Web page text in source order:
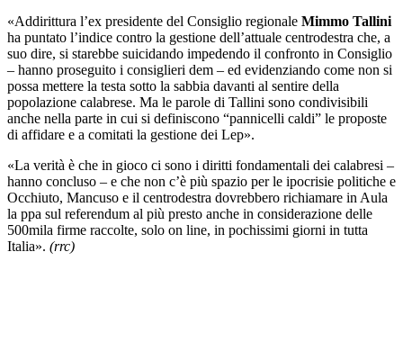
«Addirittura l’ex presidente del Consiglio regionale Mimmo Tallini
ha puntato l’indice contro la gestione dell’attuale centrodestra che, a
suo dire, si starebbe suicidando impedendo il confronto in Consiglio
– hanno proseguito i consiglieri dem – ed evidenziando come non si
possa mettere la testa sotto la sabbia davanti al sentire della
popolazione calabrese. Ma le parole di Tallini sono condivisibili
anche nella parte in cui si definiscono “pannicelli caldi” le proposte
di affidare e a comitati la gestione dei Lep».
«La verità è che in gioco ci sono i diritti fondamentali dei calabresi –
hanno concluso – e che non c’è più spazio per le ipocrisie politiche e
Occhiuto, Mancuso e il centrodestra dovrebbero richiamare in Aula
la ppa sul referendum al più presto anche in considerazione delle
500mila firme raccolte, solo on line, in pochissimi giorni in tutta
Italia». (rrc)